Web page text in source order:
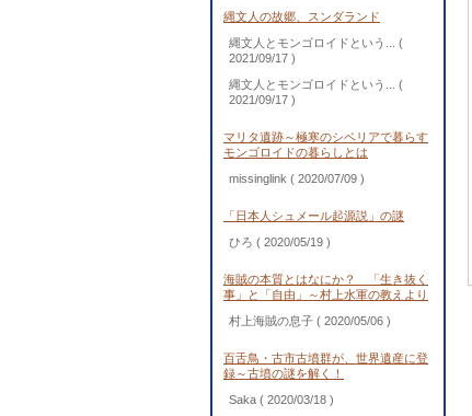
縄文人の故郷、スンダランド
縄文人とモンゴロイドという... (
2021/09/17 )
縄文人とモンゴロイドという... (
2021/09/17 )
マリタ遺跡～極寒のシベリアで暮らす
モンゴロイドの暮らしとは
missinglink ( 2020/07/09 )
「日本人シュメール起源説」の謎
ひろ ( 2020/05/19 )
海賊の本質とはなにか？ 「生き抜く
事」と「自由」～村上水軍の教えより
村上海賊の息子 ( 2020/05/06 )
百舌鳥・古市古墳群が、世界遺産に登
録～古墳の謎を解く！
Saka ( 2020/03/18 )